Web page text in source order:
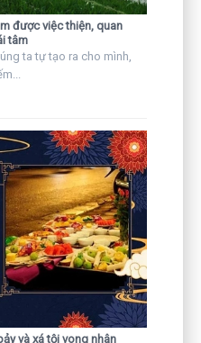
được việc thiện, quan
tâm
ta tự tạo ra cho mình,
và xá tội vong nhân